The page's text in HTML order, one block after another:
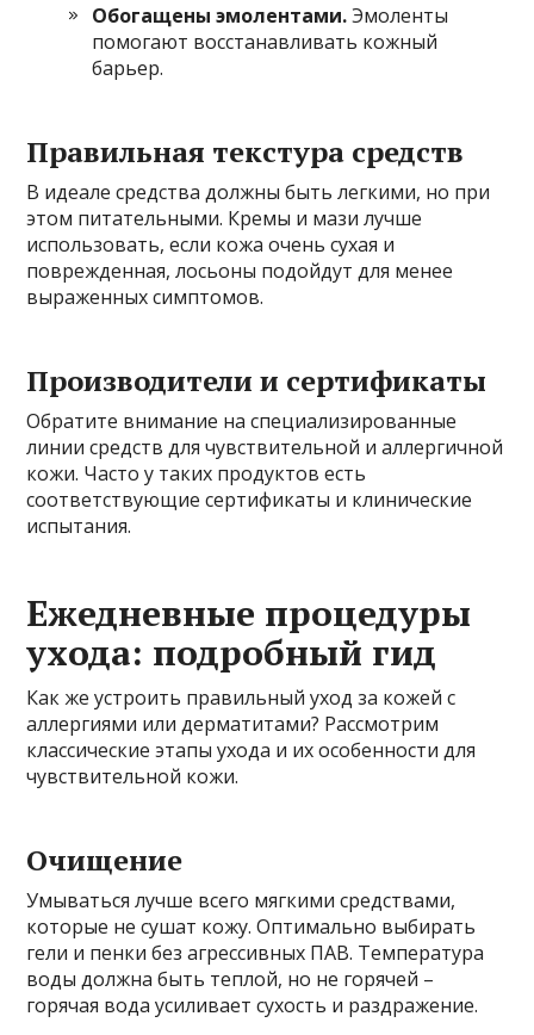
Обогащены эмолентами.Эмоленты
помогают восстанавливать кожный
барьер.
Правильная текстура средств
В идеале средства должны быть легкими, но при
этом питательными. Кремы и мази лучше
использовать, если кожа очень сухая и
поврежденная, лосьоны подойдут для менее
выраженных симптомов.
Производители и сертификаты
Обратите внимание на специализированные
линии средств для чувствительной и аллергичной
кожи. Часто у таких продуктов есть
соответствующие сертификаты и клинические
испытания.
Ежедневные процедуры
ухода: подробный гид
Как же устроить правильный уход за кожей с
аллергиями или дерматитами? Рассмотрим
классические этапы ухода и их особенности для
чувствительной кожи.
Очищение
Умываться лучше всего мягкими средствами,
которые не сушат кожу. Оптимально выбирать
гели и пенки без агрессивных ПАВ. Температура
воды должна быть теплой, но не горячей –
горячая вода усиливает сухость и раздражение.